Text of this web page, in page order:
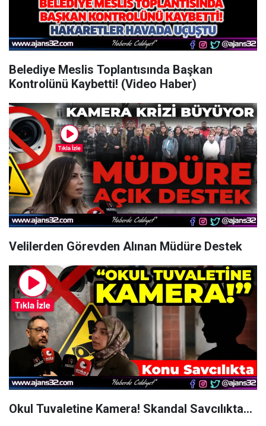
Belediye Meslis Toplantısında Başkan
Kontrolünü Kaybetti! (Video Haber)
Velilerden Görevden Alınan Müdüre Destek
Okul Tuvaletine Kamera! Skandal Savcılıkta...